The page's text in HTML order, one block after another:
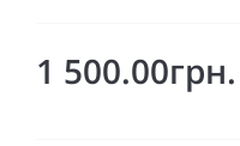
1 500.00грн.